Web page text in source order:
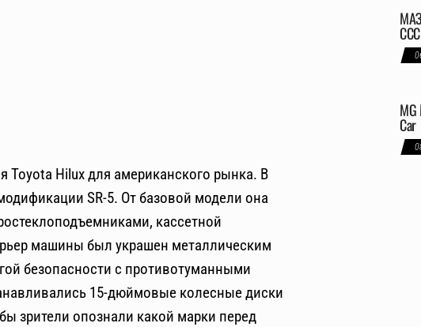
Toyota Hilux для американского рынка. В
SR-5. От базовой модели она
кассетной
машины был украшен металлическим
безопасности с противотуманными
15-дюймовые колесные диски
зрители опознали какой марки перед
Car